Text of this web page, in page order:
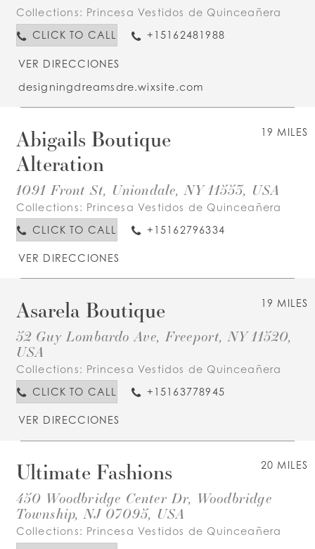
Collections: Princesa Vestidos de Quinceañera
CLICK TO CALL
+15162481988
VER DIRECCIONES
designingdreamsdre.wixsite.com
19 MILES
Abigails Boutique
Alteration
1091 Front St, Uniondale, NY 11553, USA
Collections: Princesa Vestidos de Quinceañera
CLICK TO CALL
+15162796334
VER DIRECCIONES
19 MILES
Asarela Boutique
52 Guy Lombardo Ave, Freeport, NY 11520,
USA
Collections: Princesa Vestidos de Quinceañera
CLICK TO CALL
+15163778945
VER DIRECCIONES
20 MILES
Ultimate Fashions
450 Woodbridge Center Dr, Woodbridge
Township, NJ 07095, USA
Collections: Princesa Vestidos de Quinceañera